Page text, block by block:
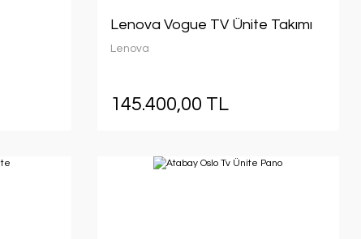
Lenova Vogue TV Ünite Takımı
Lenova
145.400,00 TL